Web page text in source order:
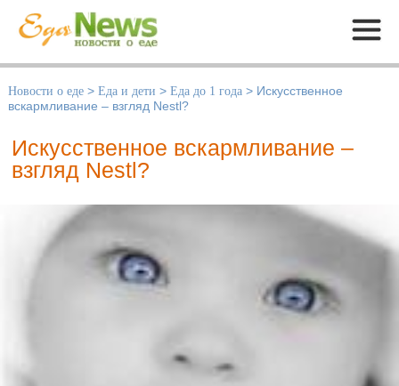
Меню
Новости о еде > Еда и дети > Еда до 1 года > Искусственное
вскармливание – взгляд Nestl?
Искусственное вскармливание –
взгляд Nestl?